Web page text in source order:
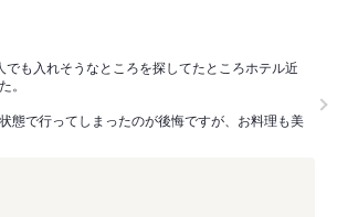
も入れそうなところを探してたところホテル近
。
態で行ってしまったのが後悔ですが、お料理も美